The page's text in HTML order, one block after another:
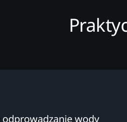
odprowadzanie wody